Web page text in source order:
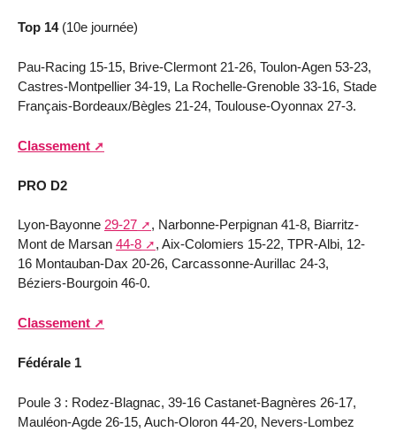
Top 14(10e journée)
Pau-Racing 15-15, Brive-Clermont 21-26, Toulon-Agen 53-23,
Castres-Montpellier 34-19, La Rochelle-Grenoble 33-16, Stade
Français-Bordeaux/Bègles 21-24, Toulouse-Oyonnax 27-3.
Classement
PRO D2
Lyon-Bayonne 29-27
, Narbonne-Perpignan 41-8, Biarritz-
Mont de Marsan 44-8
, Aix-Colomiers 15-22, TPR-Albi, 12-
16 Montauban-Dax 20-26, Carcassonne-Aurillac 24-3,
Béziers-Bourgoin 46-0.
Classement
Fédérale 1
Poule 3 : Rodez-Blagnac, 39-16 Castanet-Bagnères 26-17,
Mauléon-Agde 26-15, Auch-Oloron 44-20, Nevers-Lombez